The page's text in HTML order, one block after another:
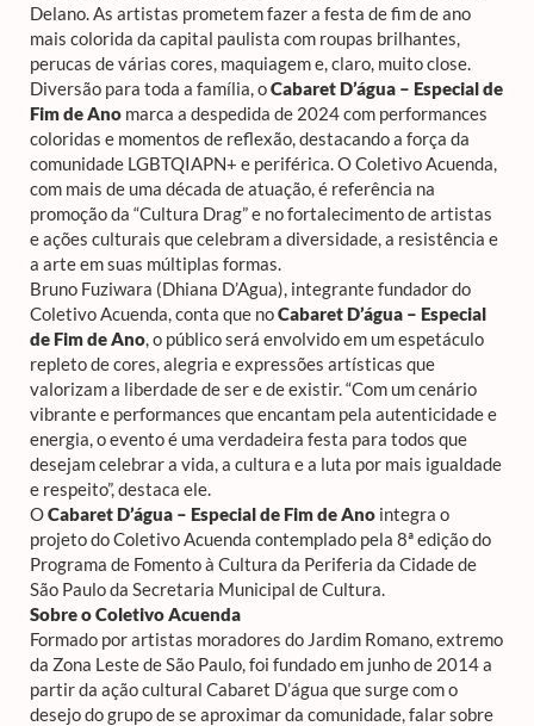
Delano. As artistas prometem fazer a festa de fim de ano
mais colorida da capital paulista com roupas brilhantes,
perucas de várias cores, maquiagem e, claro, muito close.
Diversão para toda a família, oCabaret D’água – Especial de
Fim de Ano marca a despedida de 2024 com performances
coloridas e momentos de reflexão, destacando a força da
comunidade LGBTQIAPN+ e periférica. O Coletivo Acuenda,
com mais de uma década de atuação, é referência na
promoção da “Cultura Drag” e no fortalecimento de artistas
e ações culturais que celebram a diversidade, a resistência e
a arte em suas múltiplas formas.
Bruno Fuziwara (Dhiana D’Agua), integrante fundador do
Coletivo Acuenda, conta que noCabaret D’água – Especial
de Fim de Ano, o público será envolvido em um espetáculo
repleto de cores, alegria e expressões artísticas que
valorizam a liberdade de ser e de existir. “Com um cenário
vibrante e performances que encantam pela autenticidade e
energia, o evento é uma verdadeira festa para todos que
desejam celebrar a vida, a cultura e a luta por mais igualdade
e respeito”, destaca ele.
OCabaret D’água – Especial de Fim de Ano integra o
projeto do Coletivo Acuenda contemplado pela 8ª edição do
Programa de Fomento à Cultura da Periferia da Cidade de
São Paulo da Secretaria Municipal de Cultura.
Sobre o Coletivo Acuenda
Formado por artistas moradores do Jardim Romano, extremo
da Zona Leste de São Paulo, foi fundado em junho de 2014 a
partir da ação cultural Cabaret D’água que surge com o
desejo do grupo de se aproximar da comunidade, falar sobre